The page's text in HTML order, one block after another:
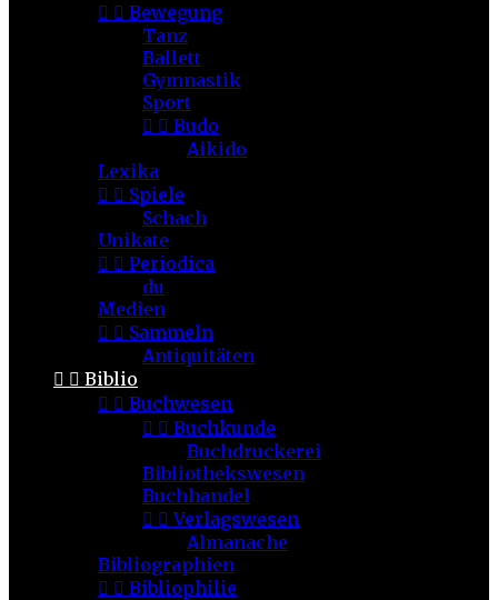
  Bewegung
Tanz
Ballett
Gymnastik
Sport
  Budo
Aikido
Lexika
  Spiele
Schach
Unikate
  Periodica
du
Medien
  Sammeln
Antiquitäten
  Biblio
  Buchwesen
  Buchkunde
Buchdruckerei
Bibliothekswesen
Buchhandel
  Verlagswesen
Almanache
Bibliographien
  Bibliophilie